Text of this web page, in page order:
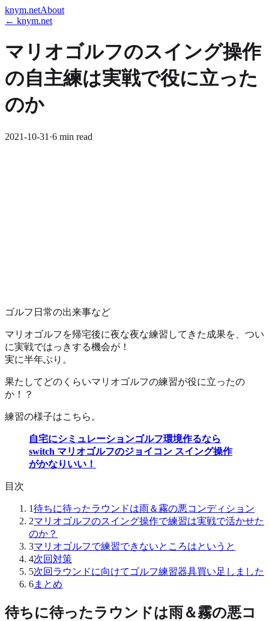
knym.netAbout
← knym.net
マリオゴルフのスイング操作
の自主練は実戦で役に立った
のか
2021-10-31 ·6 min read
ゴルフ 日常の出来事など
マリオゴルフを帰宅後に夜な夜な練習してきた成果を、つい
に実戦ではっきする機会が！
実に半年ぶり。
果たしてどのくらいマリオゴルフの練習が役に立ったの
か！？
練習の様子はこちら。
自宅にシミュレーションゴルフ環境作るなら
switch マリオゴルフのジョイコン スイング操作
がかなりいい！
目次
1待ちに待ったラウンドは雨＆霧の悪コンディション
2マリオゴルフのスイング操作で練習は実戦で活かせた
のか？
3マリオゴルフで練習できないところはというと
4次回対策
5次回ラウンドに向けてゴルフ練習器具買い足しました
6まとめ
待ちに待ったラウンドは雨＆霧の悪コ